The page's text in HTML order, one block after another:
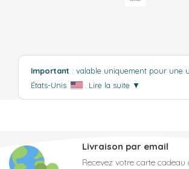
Important : valable uniquement pour une
États-Unis
Lire la suite ▼
Livraison par email
Recevez votre carte